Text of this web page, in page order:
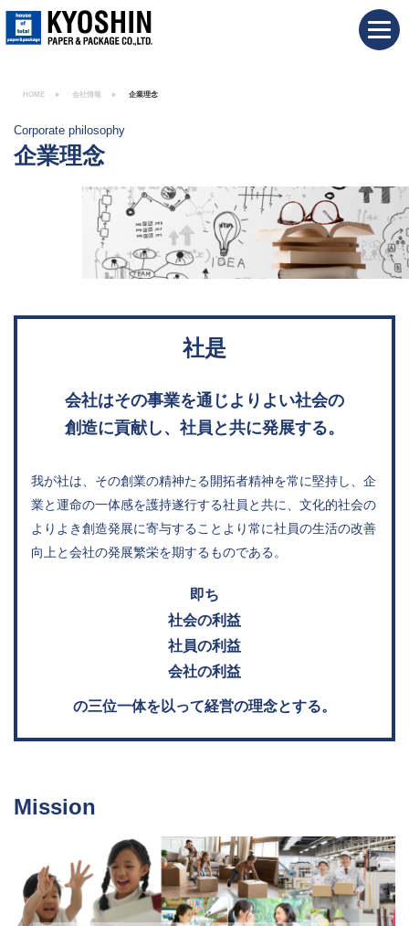
HOME 会社情報 企業理念
Corporate philosophy
企業理念
社是
会社はその事業を通じよりよい社会の
創造に貢献し、社員と共に発展する。
我が社は、その創業の精神たる開拓者精神を常に堅持し、 企
業と運命の一体感を護持遂行する社員と共に、 文化的社会の
よりよき創造発展に寄与することより常に社員の生活の改善
向上と会社の発展繁栄を期するものである。
即ち
社会の利益
社員の利益
会社の利益
の三位一体を以って経営の理念とする。
Mission